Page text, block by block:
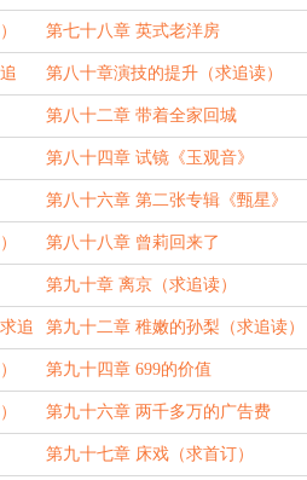
第七十八章 英式老洋房
第八十章演技的提升（求追读）
第八十二章 带着全家回城
第八十四章 试镜《玉观音》
第八十六章 第二张专辑《甄星》
第八十八章 曾莉回来了
第九十章 离京（求追读）
追 第九十二章 稚嫩的孙梨（求追读）
第九十四章 699的价值
第九十六章 两千多万的广告费
第九十七章 床戏（求首订）